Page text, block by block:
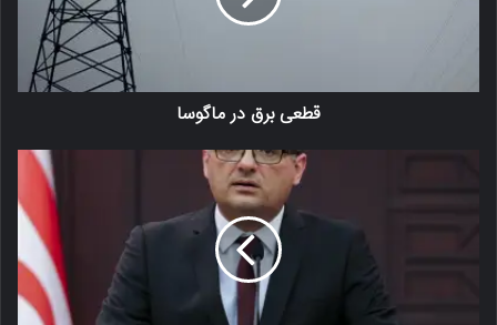
قطعی برق در ماگوسا